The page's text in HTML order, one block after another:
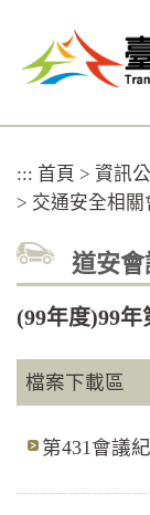
容
::: 首頁 > 資訊
> 交通安全相關
道安
(99年度)99
檔案下載區
第431會議